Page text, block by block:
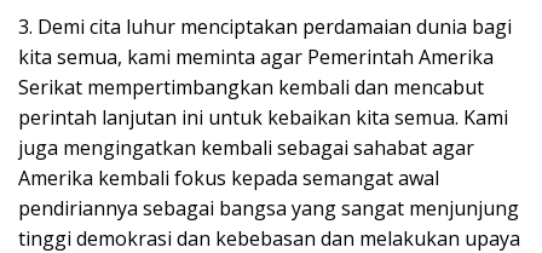
3. Demi cita luhur menciptakan perdamaian dunia bagi
kita semua, kami meminta agar Pemerintah Amerika
Serikat mempertimbangkan kembali dan mencabut
perintah lanjutan ini untuk kebaikan kita semua. Kami
juga mengingatkan kembali sebagai sahabat agar
Amerika kembali fokus kepada semangat awal
pendiriannya sebagai bangsa yang sangat menjunjung
tinggi demokrasi dan kebebasan dan melakukan upaya